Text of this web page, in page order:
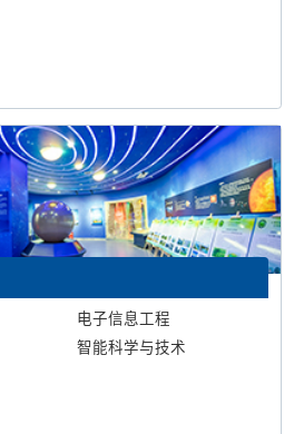
电子信息工程
智能科学与技术